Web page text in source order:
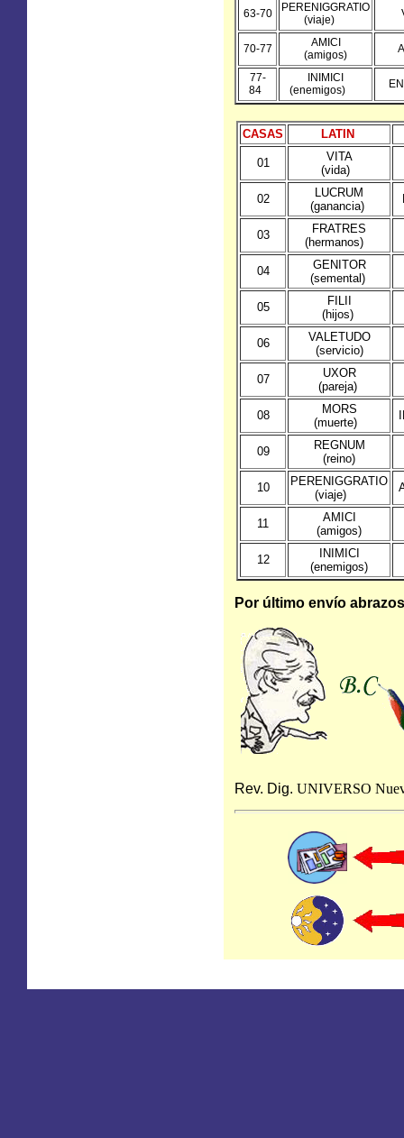
63-70
PERENIGGRATIO
(viaje)
70-77
AMICI
(amigos)
77-
84
INIMICI
(enemigos)
CASAS LATIN
01
VITA
(vida)
02
LUCRUM
(ganancia)
03
FRATRES
(hermanos)
04
GENITOR
(semental)
05
FILII
(hijos)
06
VALETUDO
(servicio)
07
UXOR
(pareja)
08
MORS
(muerte)
09
REGNUM
(reino)
10
PERENIGGRATIO
(viaje)
11
AMICI
(amigos)
12
INIMICI
(enemigos)
Por último envío
Rev. Dig. UNIVERSO